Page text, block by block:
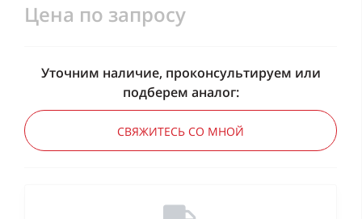
Цена по запросу
Уточним наличие, проконсультируем или
подберем аналог:
СВЯЖИТЕСЬ СО МНОЙ